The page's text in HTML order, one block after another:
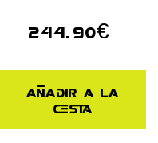
244.90€
Añadir a la
cesta